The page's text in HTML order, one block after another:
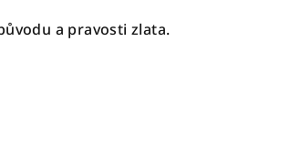
a pravosti zlata.